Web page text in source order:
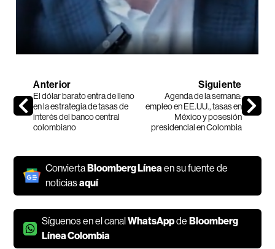
Anterior
El dólar barato entra de lleno
en la estrategia de tasas de
interés del banco central
colombiano
Siguiente
Agenda de la semana:
empleo en EE.UU., tasas en
México y posesión
presidencial en Colombia
ConviertaBloomberg Línea en su fuente de
noticiasaquí
Síguenos en el canalWhatsAppdeBloomberg
Línea Colombia